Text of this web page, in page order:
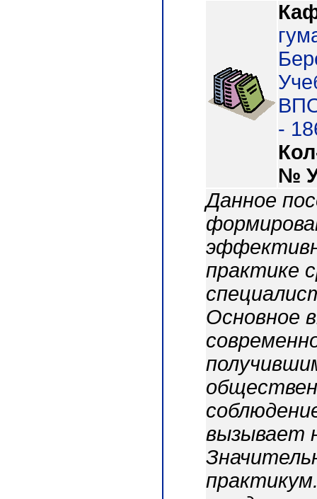
-
№
Данное
практике
Основное
вызывает